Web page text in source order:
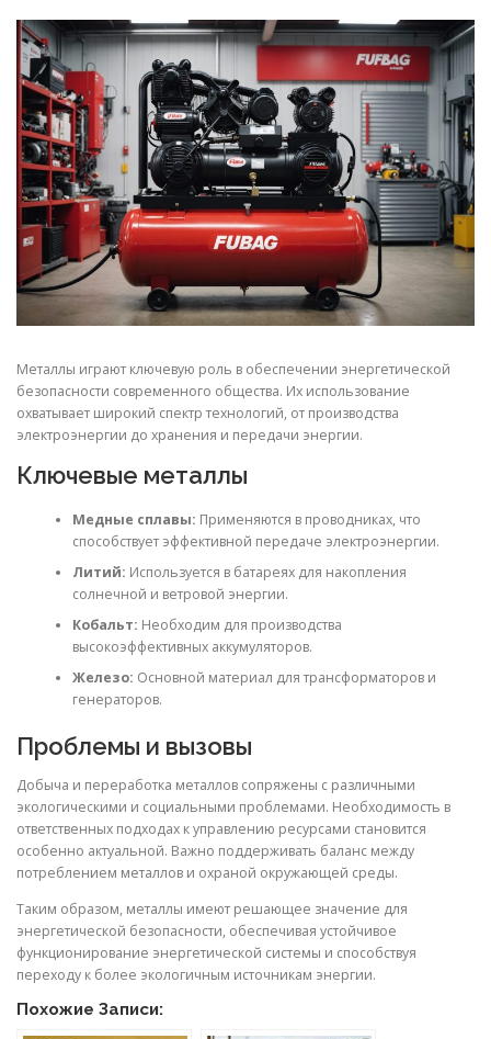
СВОЙСТВА МЕТАЛЛОВ СОРТА МЕТАЛЛОВ
СТАТЬИ
Металлы играют ключевую роль в обеспечении энергетической
безопасности современного общества. Их использование
охватывает широкий спектр технологий, от производства
электроэнергии до хранения и передачи энергии.
Ключевые металлы
Медные сплавы: Применяются в проводниках, что
способствует эффективной передаче электроэнергии.
Литий: Используется в батареях для накопления
солнечной и ветровой энергии.
Кобальт: Необходим для производства
высокоэффективных аккумуляторов.
Железо: Основной материал для трансформаторов и
генераторов.
Проблемы и вызовы
Добыча и переработка металлов сопряжены с различными
экологическими и социальными проблемами. Необходимость в
ответственных подходах к управлению ресурсами становится
особенно актуальной. Важно поддерживать баланс между
потреблением металлов и охраной окружающей среды.
Таким образом, металлы имеют решающее значение для
энергетической безопасности, обеспечивая устойчивое
функционирование энергетической системы и способствуя
переходу к более экологичным источникам энергии.
Похожие Записи: